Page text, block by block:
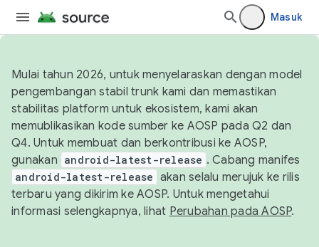
Masuk
Mulai tahun 2026, untuk menyelaraskan dengan model
pengembangan stabil trunk kami dan memastikan
stabilitas platform untuk ekosistem, kami akan
memublikasikan kode sumber ke AOSP pada Q2 dan
Q4. Untuk membuat dan berkontribusi ke AOSP,
gunakan android-latest-release . Cabang manifes
android-latest-release akan selalu merujuk ke rilis
terbaru yang dikirim ke AOSP. Untuk mengetahui
informasi selengkapnya, lihat Perubahan pada AOSP.